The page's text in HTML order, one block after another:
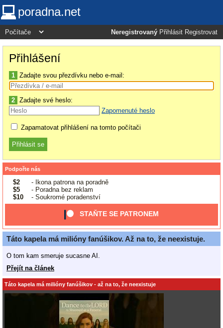
poradna.net
Neregistrovaný Přihlásit Registrovat
Přihlášení
1 Zadajte svou přezdívku nebo e-mail:
2 Zadajte své heslo:
Zapomenuté heslo
Zapamatovat přihlášení na tomto počítači
Podpořte nás
$2
- Ikona patrona na poradně
$5
- Poradna bez reklam
$10
- Soukromé poradenství
STAŇTE SE PATRONEM
Táto kapela má milióny fanúšikov. Až na to, že neexistuje.
O tom kam smeruje sucasne AI.
Přejít na článek
Táto kapela má milióny fanúšikov - až na to, že neexistuje